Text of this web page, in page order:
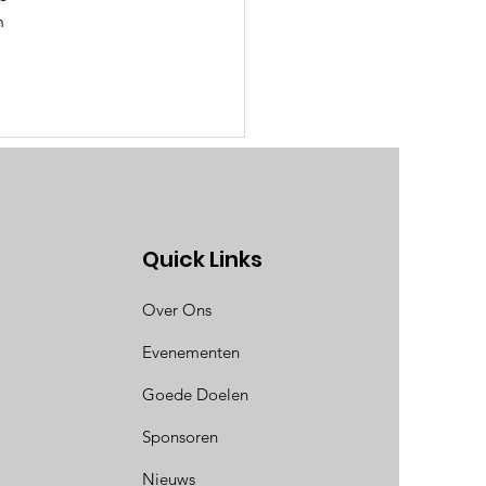
Quick Links
Over Ons
Evenementen
Goede Doelen
Sponsoren
Nieuws